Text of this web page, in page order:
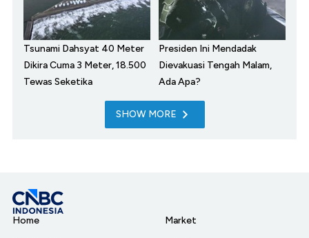
Tsunami Dahsyat 40 Meter
Dikira Cuma 3 Meter, 18.500
Tewas Seketika
Presiden Ini Mendadak
Dievakuasi Tengah Malam,
Ada Apa?
SHOW MORE
Home
Market